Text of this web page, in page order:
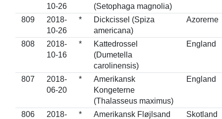
10-26
(Setophaga magnolia)
809
2018-
10-26
*
Dickcissel (Spiza
americana)
Azorerne
808
2018-
10-16
*
Kattedrossel
(Dumetella
carolinensis)
England
807
2018-
06-20
*
Amerikansk
Kongeterne
(Thalasseus maximus)
England
806
2018-
*
Amerikansk Fløjlsand
Skotland